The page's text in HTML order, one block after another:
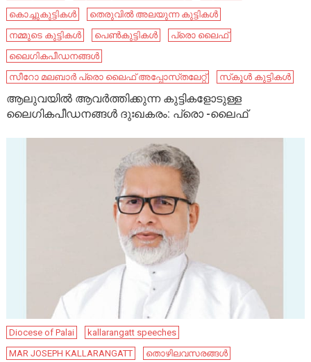
കൊച്ചുകുട്ടികൾ
തെരുവിൽ അലയുന്ന കുട്ടികൾ
നമ്മുടെ കുട്ടികൾ
പെൺകുട്ടികൾ
പ്രൊ ലൈഫ്
ലൈഗികപീഡനങ്ങൾ
സീറോ മലബാർ പ്രൊ ലൈഫ് അപ്പോസ്‌തലേറ്റ്
സ്‌കൂൾ കുട്ടികൾ
ആലുവയിൽ ആവർത്തിക്കുന്ന കുട്ടികളോടുള്ള
ലൈഗികപീഡനങ്ങൾ ദുഃഖകരം: പ്രൊ -ലൈഫ്
Diocese of Palai
kallarangatt speeches
MAR JOSEPH KALLARANGATT
തൊഴിലവസരങ്ങൾ